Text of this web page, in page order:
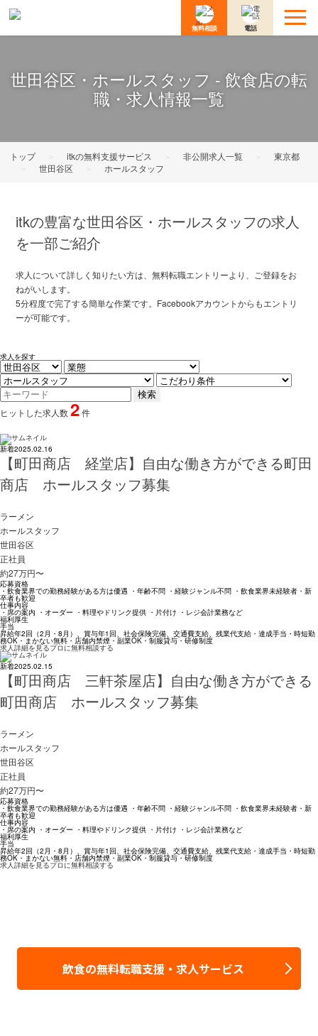
無料相談 電話
世田谷区・ホールスタッフ - 飲食店の転
職・求人情報一覧
トップ itkの無料支援サービス 非公開求人一覧
東京都
世田谷区 ホールスタッフ
itkの豊富な世田谷区・ホールスタッフの求人
を一部ご紹介
求人について詳しく知りたい方は、無料転職エントリーより、ご登録をお
ねがいします。
5分程度で完了する簡単な作業です。Facebookアカウントからもエントリ
ーが可能です。
求人を探す
ヒットした求人数2件
新着2025.02.16
【町田商店 経堂店】自由な働き方ができる町田
商店 ホールスタッフ募集
ラーメン
ホールスタッフ
世田谷区
正社員
約27万円〜
応募資格
・飲食業界での勤務経験がある方は優遇 ・年齢不問 ・経験ジャンル不問 ・飲食業界未経験者・新
卒者も歓迎
仕事内容
・席の案内 ・オーダー ・料理やドリンク提供 ・片付け ・レジ会計業務など
福利厚生
手当
昇給年2回（2月・8月）、賞与年1回、社会保険完備、交通費支給、残業代支給・達成手当・時短勤
務OK・まかない無料・店舗内禁煙・副業OK・制服貸与・研修制度
求人詳細を見るプロに無料相談する
新着2025.02.15
【町田商店 三軒茶屋店】自由な働き方ができる
町田商店 ホールスタッフ募集
ラーメン
ホールスタッフ
世田谷区
正社員
約27万円〜
応募資格
・飲食業界での勤務経験がある方は優遇 ・年齢不問 ・経験ジャンル不問 ・飲食業界未経験者・新
卒者も歓迎
仕事内容
・席の案内 ・オーダー ・料理やドリンク提供 ・片付け ・レジ会計業務など
福利厚生
手当
昇給年2回（2月・8月）、賞与年1回、社会保険完備、交通費支給、残業代支給・達成手当・時短勤
務OK・まかない無料・店舗内禁煙・副業OK・制服貸与・研修制度
求人詳細を見るプロに無料相談する
飲食の無料転職支援・求人サービス